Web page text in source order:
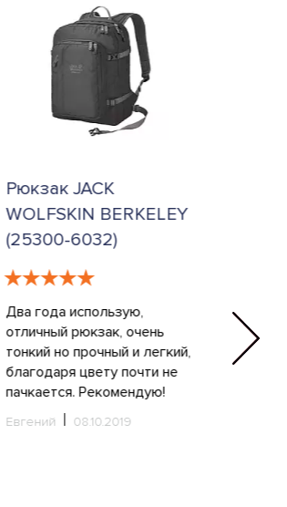
Рюкзак JACK
WOLFSKIN BERKELEY
(25300-6032)
Два года использую,
отличный рюкзак, очень
тонкий но прочный и легкий,
благодаря цвету почти не
пачкается. Рекомендую!
Евгений 08.10.2019
Ну, что
сумка